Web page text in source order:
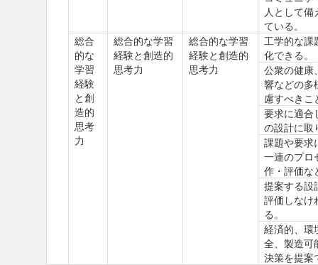
人として
ている。
総合
的な
学習
経験
と創
造的
思考
力
総合的な学習
経験と創造的
思考力
総合的な学習
経験と創造的
思考力
工学的な課
化できる。
公衆の健康
響などの多
慮すべきこ
要求に適合
の設計に取
課題や要求
一連のプロ
作・評価な
提案する設
評価しなけ
る。
経済的、環
全、製造可
決策を提案